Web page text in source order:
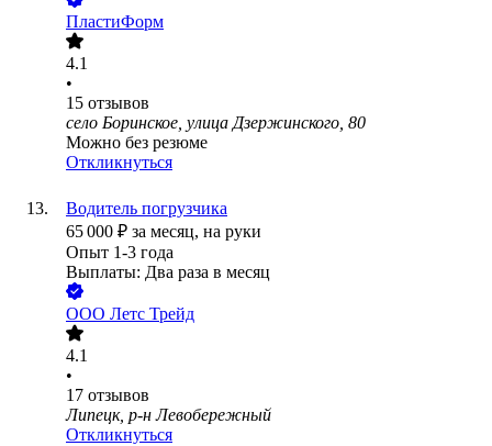
ПластиФорм
4.1
•
15 отзывов
село Боринское, улица Дзержинского, 80
Можно без резюме
Откликнуться
Водитель погрузчика
65 000 ₽ за месяц, на руки
Опыт 1-3 года
Выплаты: Два раза в месяц
ООО Летс Трейд
4.1
•
17 отзывов
Липецк, р-н Левобережный
Откликнуться